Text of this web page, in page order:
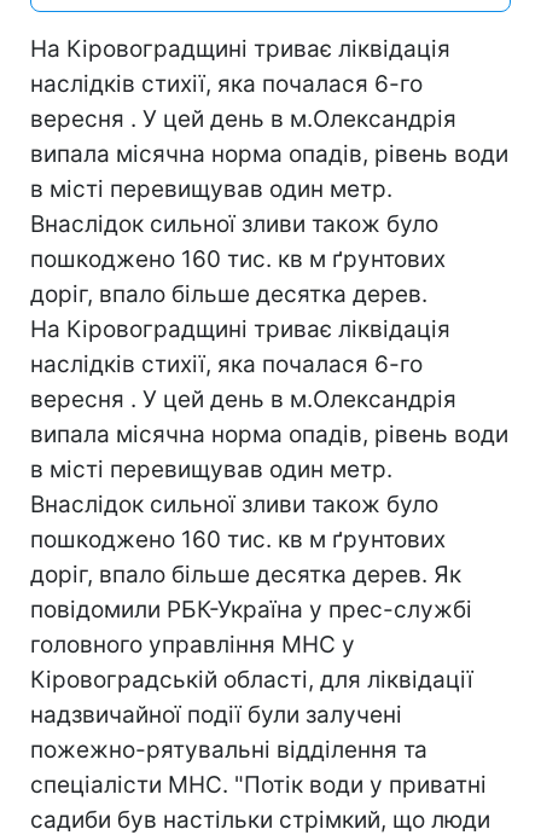
На Кіровоградщині триває лiквiдацiя
наслiдкiв стихії, яка почалася 6-го
вересня . У цей день в м.Олександрія
випала місячна норма опадів, рівень води
в місті перевищував один метр.
Внаслідок сильної зливи також було
пошкоджено 160 тис. кв м ґрунтових
доріг, впало більше десятка дерев.
На Кіровоградщині триває лiквiдацiя
наслiдкiв стихії, яка почалася 6-го
вересня . У цей день в м.Олександрія
випала місячна норма опадів, рівень води
в місті перевищував один метр.
Внаслідок сильної зливи також було
пошкоджено 160 тис. кв м ґрунтових
доріг, впало більше десятка дерев. Як
повiдомили РБК-Україна у прес-службi
головного управління МНС у
Кіровоградській області, для ліквідації
надзвичайної події були залучені
пожежно-рятувальні відділення та
спеціалісти МНС. "Потік води у приватні
садиби був настільки стрімкий, що люди